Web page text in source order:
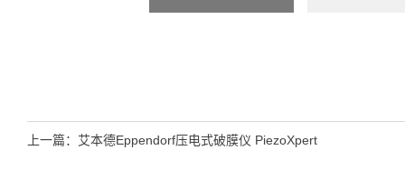
上一篇： 艾本德Eppendorf压电式破膜仪 PiezoXpert